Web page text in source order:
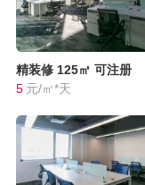
精装修 125㎡ 可注册
5 元/㎡*天